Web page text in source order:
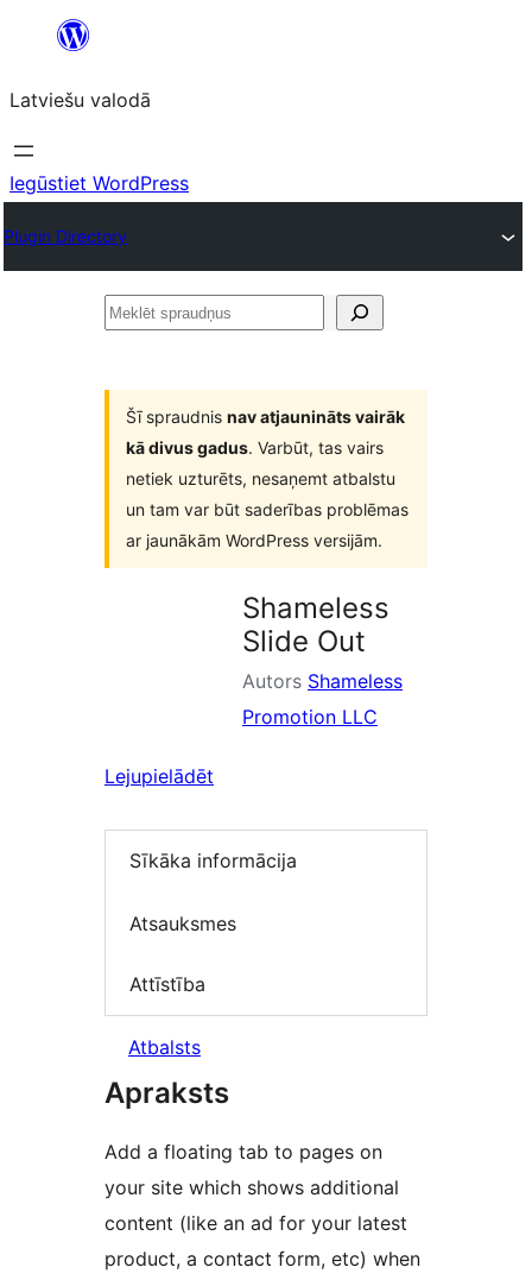
Pāriet
saturu
Latviešu valodā
Iegūstiet WordPress
Plugin Directory
Meklēt
Šī spraudnis nav atjaunināts vairāk
kā divus gadus. Varbūt, tas vairs
netiek uzturēts, nesaņemt atbalstu
un tam var būt saderības problēmas
ar jaunākām WordPress versijām.
Shameless
Slide Out
Autors Shameless
Promotion LLC
Lejupielādēt
Sīkāka informācija
Atsauksmes
Attīstība
Atbalsts
Apraksts
Add a floating tab to pages on
your site which shows additional
content (like an ad for your latest
product, a contact form, etc) when